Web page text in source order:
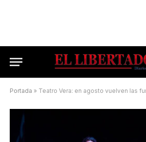
Portada » Teatro Vera: en agosto vuelven las funciones, obras